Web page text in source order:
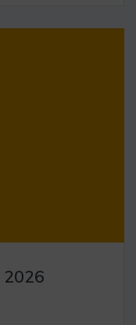
2026